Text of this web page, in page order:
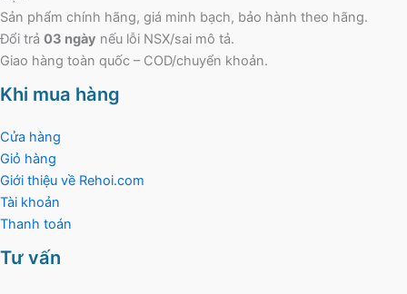
Sản phẩm chính hãng, giá minh bạch, bảo hành theo hãng.
Đổi trả 03 ngày nếu lỗi NSX/sai mô tả.
Giao hàng toàn quốc – COD/chuyển khoản.
Khi mua hàng
Cửa hàng
Giỏ hàng
Giới thiệu về Rehoi.com
Tài khoản
Thanh toán
Tư vấn